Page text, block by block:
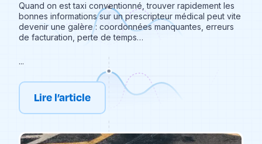
Quand on est taxi conventionné, trouver rapidement les
bonnes informations sur un prescripteur médical peut vite
devenir une galère : coordonnées manquantes, erreurs
de facturation, perte de temps…
...
Lire l’article